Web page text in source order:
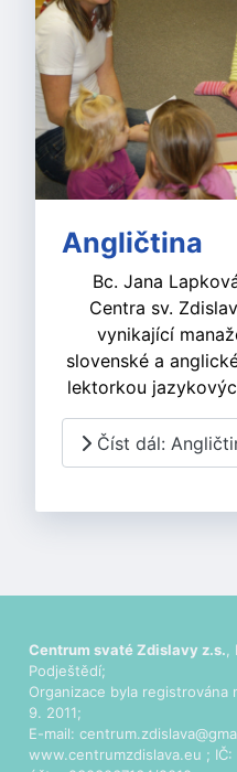
Angličtina
Bc. Jana
Centra sv.
vynikající
slovenské a
lektorkou
Číst dál:
Centrum svaté Zdislavy z.s.,
Podještědí;
Organizace byla
9. 2011;
E-mail:
www.centrumzdislava.eu ;